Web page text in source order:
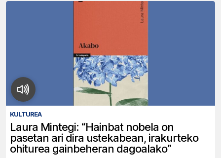
KULTUREA
Laura Mintegi: “Hainbat nobela on
pasetan ari dira ustekabean, irakurteko
ohiturea gainbeheran dagoalako”